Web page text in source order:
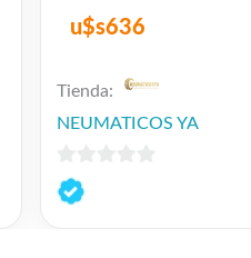
u$s636
Tienda:
NEUMATICOS YA
0
de